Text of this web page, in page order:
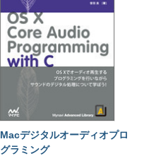
Macデジタルオーディオプロ
グラミング